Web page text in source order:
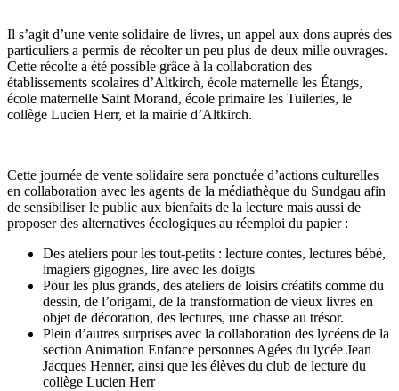
Il s’agit d’une vente solidaire de livres, un appel aux dons auprès des
particuliers a permis de récolter un peu plus de deux mille ouvrages.
Cette récolte a été possible grâce à la collaboration des
établissements scolaires d’Altkirch, école maternelle les Étangs,
école maternelle Saint Morand, école primaire les Tuileries, le
collège Lucien Herr, et la mairie d’Altkirch.
Cette journée de vente solidaire sera ponctuée d’actions culturelles
en collaboration avec les agents de la médiathèque du Sundgau afin
de sensibiliser le public aux bienfaits de la lecture mais aussi de
proposer des alternatives écologiques au réemploi du papier :
Des ateliers pour les tout-petits : lecture contes, lectures bébé,
imagiers gigognes, lire avec les doigts
Pour les plus grands, des ateliers de loisirs créatifs comme du
dessin, de l’origami, de la transformation de vieux livres en
objet de décoration, des lectures, une chasse au trésor.
Plein d’autres surprises avec la collaboration des lycéens de la
section Animation Enfance personnes Agées du lycée Jean
Jacques Henner, ainsi que les élèves du club de lecture du
collège Lucien Herr